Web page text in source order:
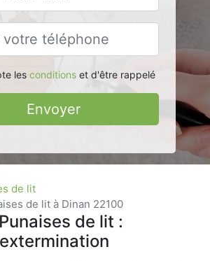
les conditionset d'être rappelé
Envoyer
de lit
de lit à Dinan 22100
de lit :